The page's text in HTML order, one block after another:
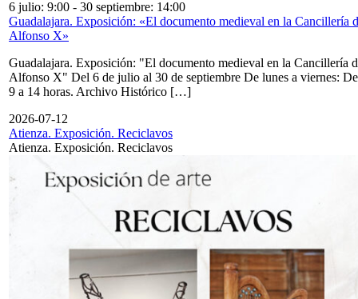
6 julio: 9:00 - 30 septiembre: 14:00
Guadalajara. Exposición: «El documento medieval en la Cancillería
Alfonso X»
Guadalajara. Exposición: "El documento medieval en la Cancillería
Alfonso X" Del 6 de julio al 30 de septiembre De lunes a viernes: De
9 a 14 horas. Archivo Histórico […]
2026-07-12
Atienza. Exposición. Reciclavos
Atienza. Exposición. Reciclavos